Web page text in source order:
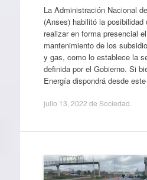
La Administración Nacional
(Anses) habilitó la
realizar en forma presencial
mantenimiento de los
y gas, como lo establece la
definida por el Gobierno. Si
Energía dispondrá desde
julio 13, 2022 de Sociedad